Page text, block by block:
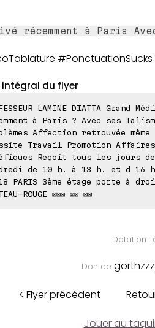
récemment à Paris
#PonctuationSucks
intégral du flyer
LAMINE DIATTA
à Paris ? Avec ses
Affection retrouvée même
Travail Promotion
Reçoit tous les jours
de 10 h. à 13 h. et d 16
PARIS 3ème étage porte à droite
ROUGE ⊠⊠⊠ ⊠⊠ ⊠⊠
Datation :
Don de gorthzzz
< Flyer précédent
Jouer au